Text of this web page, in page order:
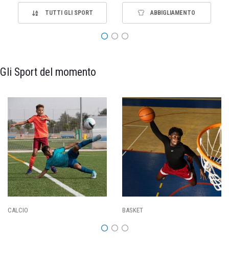
TUTTI GLI SPORT ABBIGLIAMENTO
Gli Sport del momento
PALLAVOLO RUGBY